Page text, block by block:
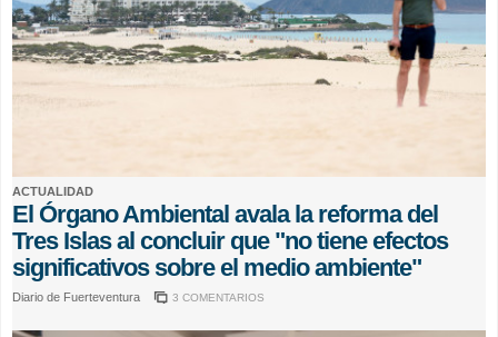
ACTUALIDAD
El Órgano Ambiental avala la reforma del
Tres Islas al concluir que "no tiene efectos
significativos sobre el medio ambiente"
Diario de Fuerteventura 3 COMENTARIOS